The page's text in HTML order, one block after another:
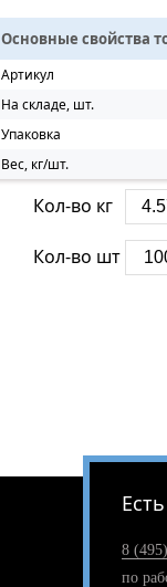
Основные свойства
Артикул
На складе, шт.
Упаковка
Вес, кг/шт.
Кол-во кг
Кол-во шт
8
по